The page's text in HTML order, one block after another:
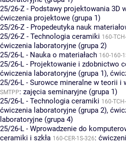
25/26-Z - Podstawy projektowania 3D
ćwiczenia projektowe (grupa 1)
25/26-Z - Propedeutyka nauk
25/26-Z - Technologia ceramiki 160-
ćwiczenia laboratoryjne (grupa 2)
25/26-L - Nauka o materiałach 160-160-
25/26-L - Projektowanie i zdobnictwo
ćwiczenia laboratoryjne (grupa 1),
25/26-L - Surowce mineralne w teorii i
SMTPP: zajęcia seminaryjne (grupa 1)
25/26-L - Technologia ceramiki 160-
ćwiczenia laboratoryjne (grupa 2),
laboratoryjne (grupa 4)
25/26-L - Wprowadzenie do
ceramiki i szkła 160-CER-1S-326: